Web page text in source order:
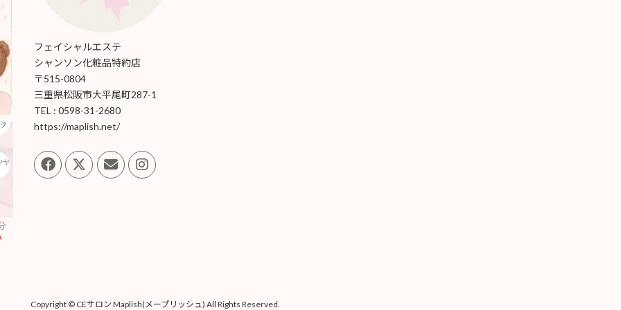
フェイシャルエステ
シャンソン化粧品特約店
〒515-0804
三重県松阪市大平尾町287-1
TEL : 0598-31-2680
https://maplish.net/
Copyright © CEサロン Maplish(メープリッシュ) All Rights Reserved.